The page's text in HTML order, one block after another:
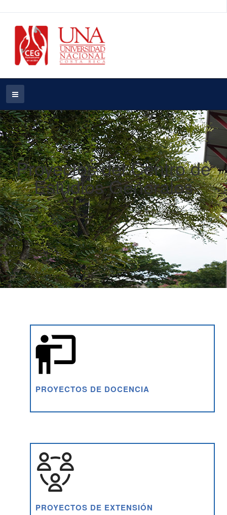
Proyectos del Centro de
Estudios Generales
PROYECTOS DE DOCENCIA
PROYECTOS DE EXTENSIÓN